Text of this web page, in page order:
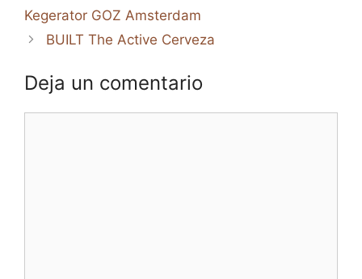
Kegerator GOZ Amsterdam
BUILT The Active Cerveza
Deja un comentario